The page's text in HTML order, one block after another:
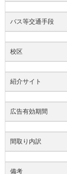
バス等交通手段
校区
紹介サイト
広告有効期間
間取り内訳
備考